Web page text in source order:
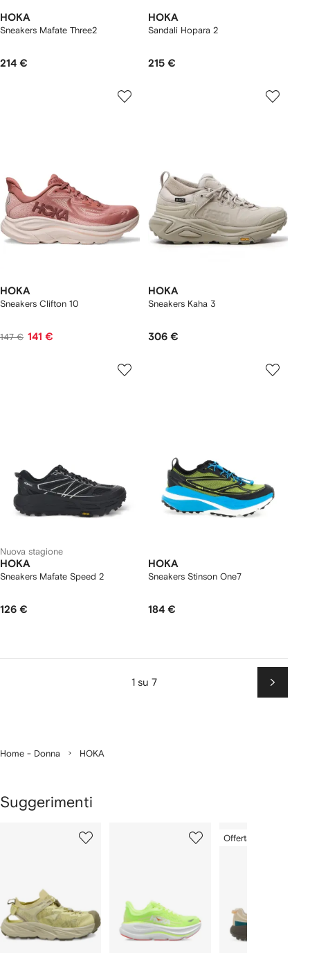
HOKA
Sneakers Mafate Three2
214 €
HOKA
Sandali Hopara 2
215 €
HOKA
Sneakers Clifton 10
147 € 141 €
HOKA
Sneakers Kaha 3
306 €
Nuova stagione
HOKA
Sneakers Mafate Speed 2
126 €
HOKA
Sneakers Stinson One7
184 €
1 su 7
Home - Donna HOKA
Suggerimenti
su